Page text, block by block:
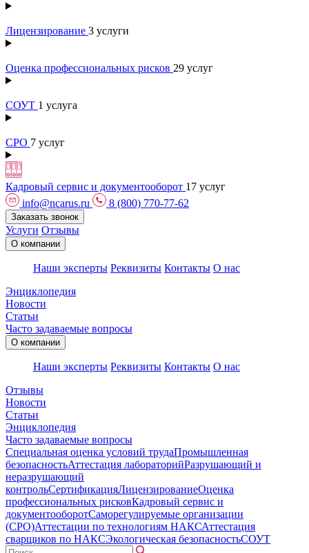
Лицензирование 3 услуги
Оценка профессиональных рисков 29 услуг
СОУТ 1 услуга
СРО 7 услуг
Кадровый сервис и документооборот 17 услуг
info@ncarus.ru
8 (800) 770-77-62
Заказать звонок
Услуги Отзывы
О компании
Наши эксперты Реквизиты Контакты О нас
Энциклопедия
Новости
Статьи
Часто задаваемые вопросы
О компании
Наши эксперты Реквизиты Контакты О нас
Отзывы
Новости
Статьи
Энциклопедия
Часто задаваемые вопросы
Специальная оценка условий трудаПромышленная
безопасностьАттестация лабораторийРазрушающий и
неразрушающий
контрольСертификацияЛицензированиеОценка
профессиональных рисковКадровый сервис и
документооборотCаморегулируемые организации
(СРО)Аттестации по технологиям НАКСАттестация
сварщиков по НАКСЭкологическая безопасностьСОУТ